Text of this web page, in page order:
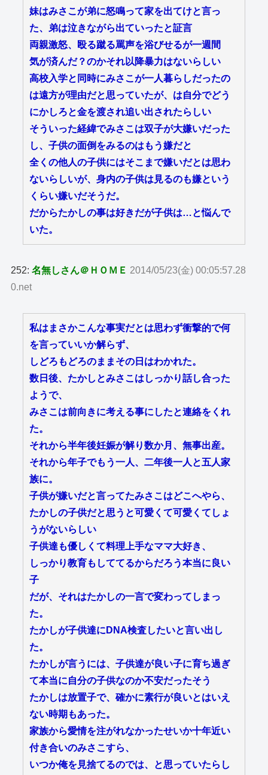
妹はみさこが弟に怒鳴って家を出てけと言っ
た、弟は泣きながら出ていったと証言
両親激怒、殴る蹴る罵声を浴びせるが一週間
気が済んだ？のかそれ以降暴力はないらしい
高校入学と同時にみさこが一人暮らしだったの
は遠方が理由だと思っていたが、は自分でどう
にかしろと金を渡され追い出されたらしい
そういった経緯でみさこは双子が大嫌いだった
し、子供の面倒をみるのはもう嫌だと
全くの他人の子供にはそこまで嫌いだとは思わ
ないらしいが、身内の子供は見るのも嫌という
くらい嫌いだそうだ。
だからたかしの事は好きだが子供は…と悩んで
いた。
252:名無しさん＠ＨＯＭＥ 2014/05/23(金) 00:05:57.28
0.net
私はまさかこんな事実だとは思わず衝撃的で何
を言っていいか解らず、
しどろもどろのままその日はわかれた。
数日後、たかしとみさこはしっかり話し合った
ようで、
みさこは前向きに考える事にしたと連絡をくれ
た。
それから半年後妊娠が解り数か月、無事出産。
それから年子でもう一人、二年後一人と五人家
族に。
子供が嫌いだと言ってたみさこはどこへやら、
たかしの子供だと思うと可愛くて可愛くてしょ
うがないらしい
子供達も優しくて料理上手なママ大好き、
しっかり教育もしててるからだろう本当に良い
子
だが、それはたかしの一言で変わってしまっ
た。
たかしが子供達にDNA検査したいと言い出し
た。
たかしが言うには、子供達が良い子に育ち過ぎ
て本当に自分の子供なのか不安だったそう
たかしは放置子で、確かに素行が良いとはいえ
ない時期もあった。
家族から愛情を注がれなかったせいか十年近い
付き合いのみさこすら、
いつか俺を見捨てるのでは、と思っていたらし